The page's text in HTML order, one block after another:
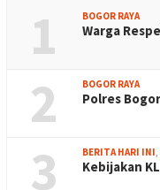
1 BOGOR RAYA
Warga
2 BOGOR RAYA
Polres
3 BERITA HARI INI,
Kebijakan